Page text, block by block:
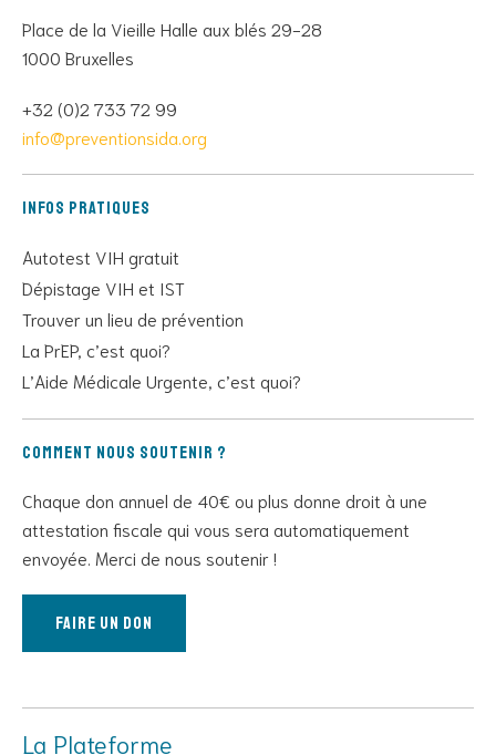
Place de la Vieille Halle aux blés 29-28
1000 Bruxelles
+32 (0)2 733 72 99
info@preventionsida.org
Infos pratiques
Autotest VIH gratuit
Dépistage VIH et IST
Trouver un lieu de prévention
La PrEP, c’est quoi?
L’Aide Médicale Urgente, c’est quoi?
Comment nous soutenir ?
Chaque don annuel de 40€ ou plus donne droit à une
attestation fiscale qui vous sera automatiquement
envoyée. Merci de nous soutenir !
Faire un don
La Plateforme